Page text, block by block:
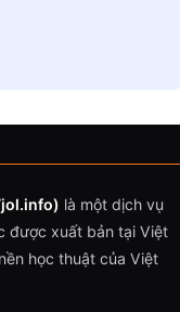
là một dịch vụ
được xuất bản tại Việt
học thuật của Việt